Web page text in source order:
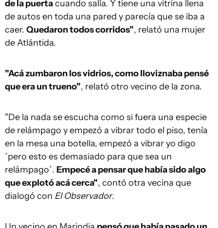
de la puertacuando salía. Y tiene una vitrina llena
de autos en toda una pared y parecía que se iba a
caer. Quedaron todos corridos", relató una mujer
de Atlántida.
"Acá zumbaron los vidrios, como lloviznaba pensé
que era un trueno", relató otro vecino de la zona.
"De la nada se escucha como si fuera una especie
de relámpago y empezó a vibrar todo el piso, tenía
en la mesa una botella, empezó a vibrar yo digo
´pero esto es demasiado para que sea un
relámpago´. Empecé a pensar que había sido algo
que explotó acá cerca", contó otra vecina que
dialogó con El Observador.